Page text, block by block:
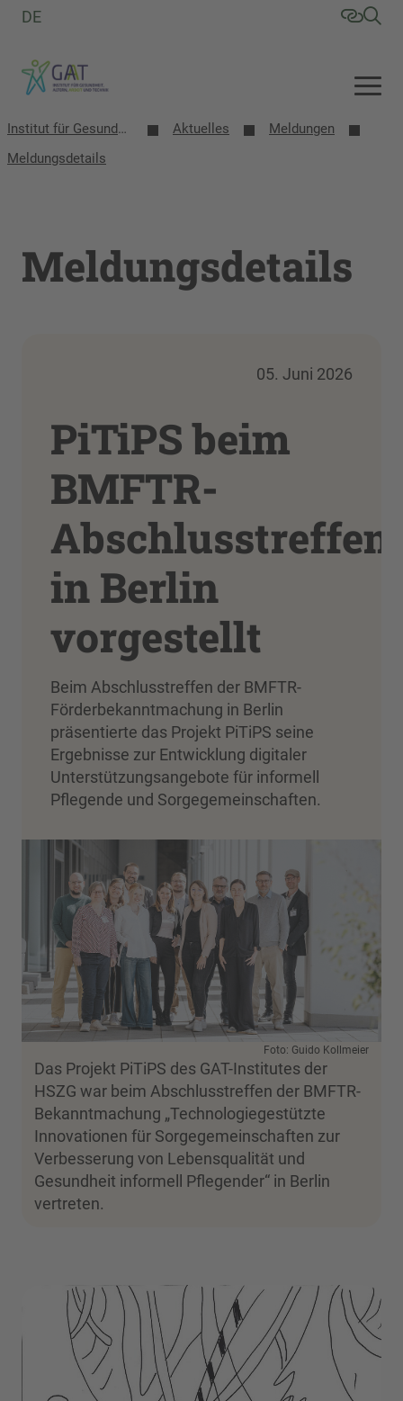
DE
Institut für Gesundheit, Altern, Arbeit und Technik (GAT) Aktuelles
Meldungen
Meldungsdetails
Meldungsdetails
05. Juni 2026
PiTiPS beim
BMFTR-
Abschlusstreffen
in Berlin
vorgestellt
Beim Abschlusstreffen der BMFTR-
Förderbekanntmachung in Berlin
präsentierte das Projekt PiTiPS seine
Ergebnisse zur Entwicklung digitaler
Unterstützungsangebote für informell
Pflegende und Sorgegemeinschaften.
Foto: Guido Kollmeier
Das Projekt PiTiPS des GAT-Institutes der
HSZG war beim Abschlusstreffen der BMFTR-
Bekanntmachung „Technologiegestützte
Innovationen für Sorgegemeinschaften zur
Verbesserung von Lebensqualität und
Gesundheit informell Pflegender“ in Berlin
vertreten.